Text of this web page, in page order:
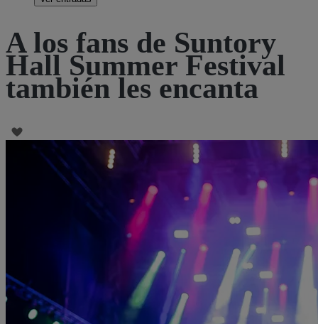
A los fans de Suntory
Hall Summer Festival
también les encanta